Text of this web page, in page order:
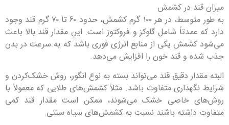
میزان قند در کشمش
به طور متوسط، در هر ۱۰۰ گرم کشمش، حدود ۶۰ تا ۷۰ گرم قند وجود
دارد که عمدتاً شامل گلوکز و فروکتوز است. این مقدار قند بالا باعث
می‌شود کشمش یکی از منابع انرژی فوری باشد که به سرعت در بدن
جذب شده و قند خون را افزایش می‌دهد.
البته مقدار دقیق قند می‌تواند بسته به نوع انگور، روش خشک‌کردن و
شرایط نگهداری متفاوت باشد. مثلاً کشمش‌های طلایی که معمولاً با
روش‌های خاصی خشک می‌شوند، ممکن است مقدار قند کمی
متفاوت داشته باشند نسبت به کشمش‌های سیاه سنتی.